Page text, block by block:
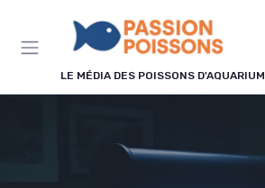
LE MÉDIA DES POISSONS D'AQUARIUM